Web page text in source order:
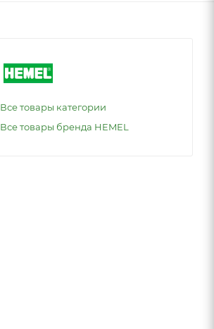
Все товары категории
Все товары бренда HEMEL